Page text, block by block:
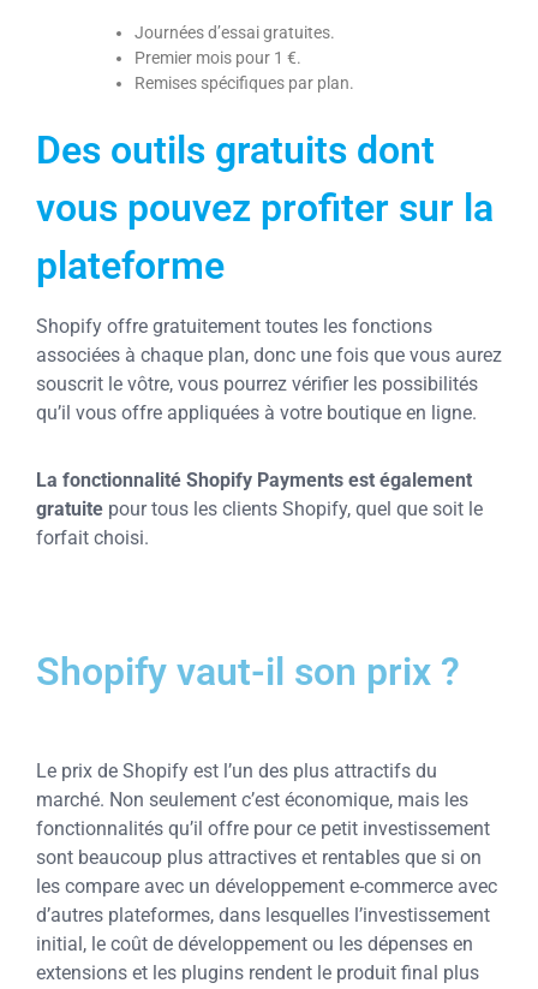
Journées d’essai gratuites.
Premier mois pour 1 €.
Remises spécifiques par plan.
Des outils gratuits dont
vous pouvez profiter sur la
plateforme
Shopify offre gratuitement toutes les fonctions
associées à chaque plan, donc une fois que vous aurez
souscrit le vôtre, vous pourrez vérifier les possibilités
qu’il vous offre appliquées à votre boutique en ligne.
La fonctionnalité Shopify Payments est également
gratuite pour tous les clients Shopify, quel que soit le
forfait choisi.
Shopify vaut-il son prix ?
Le prix de Shopify est l’un des plus attractifs du
marché. Non seulement c’est économique, mais les
fonctionnalités qu’il offre pour ce petit investissement
sont beaucoup plus attractives et rentables que si on
les compare avec un développement e-commerce avec
d’autres plateformes, dans lesquelles l’investissement
initial, le coût de développement ou les dépenses en
extensions et les plugins rendent le produit final plus